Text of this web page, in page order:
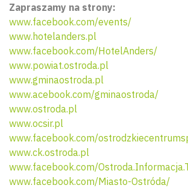
Zapraszamy na strony:
www.facebook.com/events/
www.hotelanders.pl
www.facebook.com/HotelAnders/
www.powiat.ostroda.pl
www.gminaostroda.pl
www.acebook.com/gminaostroda/
www.ostroda.pl
www.ocsir.pl
www.facebook.com/
www.ck.ostroda.pl
www.facebook.com/
www.facebook.com/Miasto-Ostróda/